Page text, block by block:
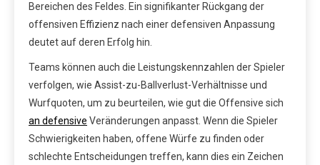
Bereichen des Feldes. Ein signifikanter Rückgang der
offensiven Effizienz nach einer defensiven Anpassung
deutet auf deren Erfolg hin.
Teams können auch die Leistungskennzahlen der Spieler
verfolgen, wie Assist-zu-Ballverlust-Verhältnisse und
Wurfquoten, um zu beurteilen, wie gut die Offensive sich
an defensive Veränderungen anpasst. Wenn die Spieler
Schwierigkeiten haben, offene Würfe zu finden oder
schlechte Entscheidungen treffen, kann dies ein Zeichen